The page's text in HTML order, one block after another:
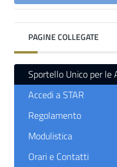
PAGINE COLLEGATE
Sportello Unico per
Accedi a STAR
Regolamento
Modulistica
Orari e Contatti